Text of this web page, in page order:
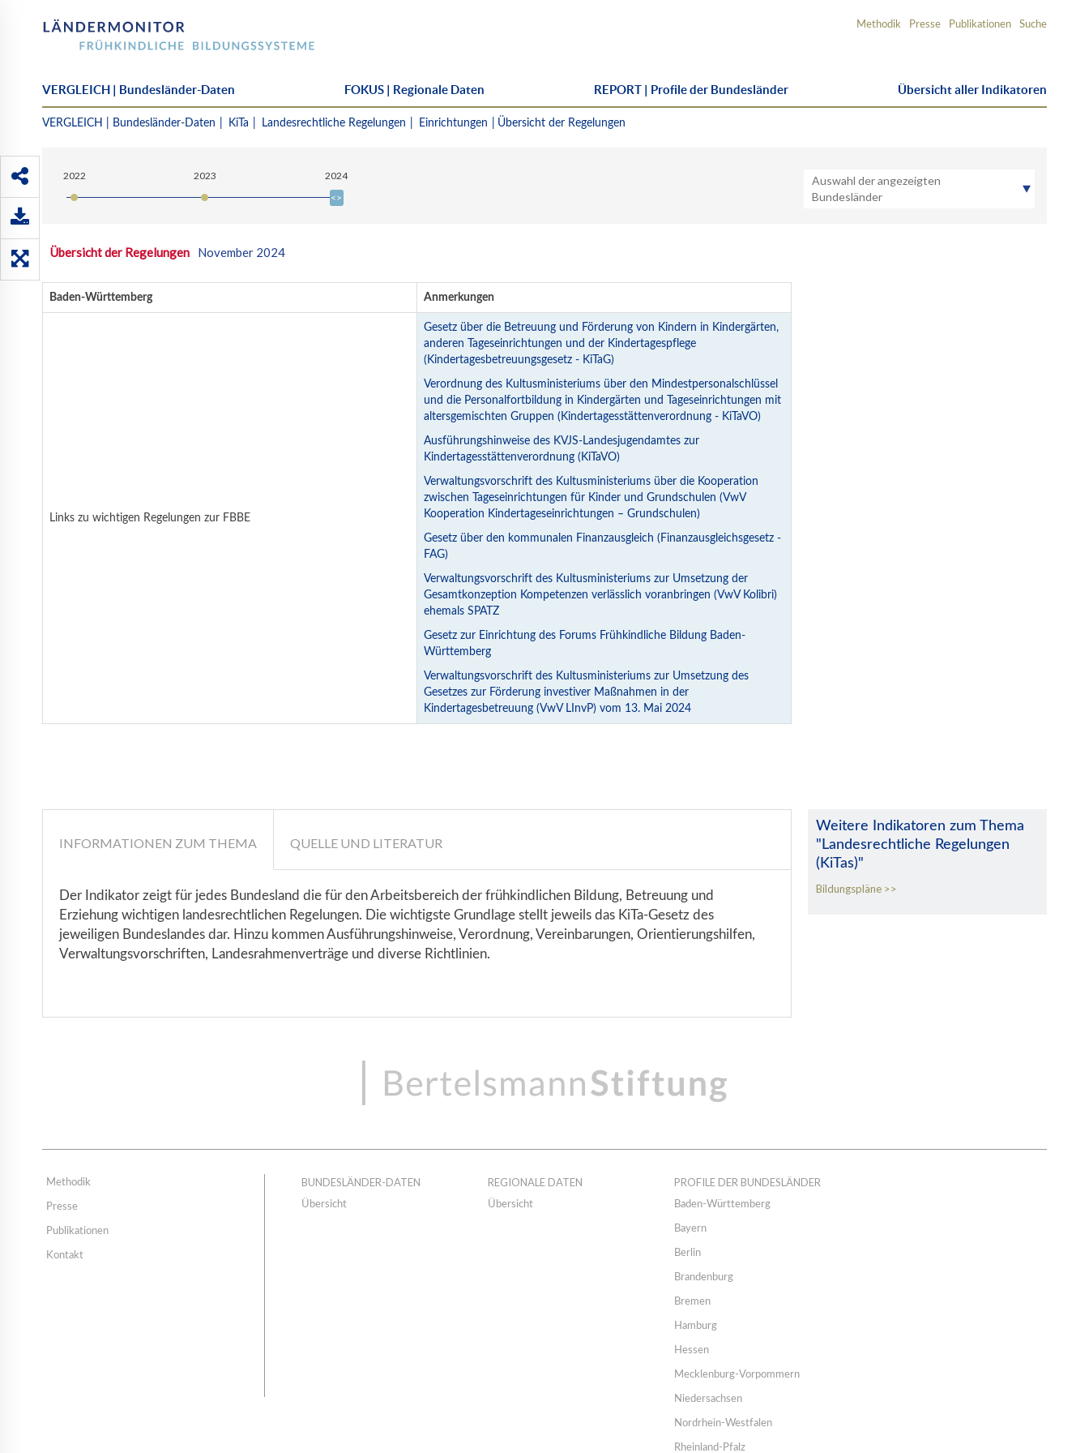
VERGLEICH | Bundesländer-Daten FOKUS | Regionale Daten REPORT | Profile der Bundesländer Übersicht aller Indikatoren
Service-
Methodik Presse Publikationen Suche
Übersicht
der
VERGLEICH | Bundesländer-Daten KiTa Landesrechtliche Regelungen Einrichtungen Übersicht der Regelungen
2022 2023 2024
Auswahl der angezeigten
Bundesländer
Übersicht der Regelungen November 2024
Baden-Württemberg Anmerkungen
Links zu wichtigen Regelungen zur FBBE
Gesetz über die Betreuung und Förderung von Kindern in Kindergärten,
anderen Tageseinrichtungen und der Kindertagespflege
(Kindertagesbetreuungsgesetz - KiTaG)
Verordnung des Kultusministeriums über den Mindestpersonalschlüssel
und die Personalfortbildung in Kindergärten und Tageseinrichtungen mit
altersgemischten Gruppen (Kindertagesstättenverordnung - KiTaVO)
Ausführungshinweise des KVJS-Landesjugendamtes zur
Kindertagesstättenverordnung (KiTaVO)
Verwaltungsvorschrift des Kultusministeriums über die Kooperation
zwischen Tageseinrichtungen für Kinder und Grundschulen (VwV
Kooperation Kindertageseinrichtungen – Grundschulen)
Gesetz über den kommunalen Finanzausgleich (Finanzausgleichsgesetz -
FAG)
Verwaltungsvorschrift des Kultusministeriums zur Umsetzung der
Gesamtkonzeption Kompetenzen verlässlich voranbringen (VwV Kolibri)
ehemals SPATZ
Gesetz zur Einrichtung des Forums Frühkindliche Bildung Baden-
Württemberg
Verwaltungsvorschrift des Kultusministeriums zur Umsetzung des
Gesetzes zur Förderung investiver Maßnahmen in der
Kindertagesbetreuung (VwV LInvP) vom 13. Mai 2024
INFORMATIONEN ZUM THEMA QUELLE UND LITERATUR
Der Indikator zeigt für jedes Bundesland die für den Arbeitsbereich der frühkindlichen Bildung, Betreuung und
Erziehung wichtigen landesrechtlichen Regelungen. Die wichtigste Grundlage stellt jeweils das KiTa-Gesetz des
jeweiligen Bundeslandes dar. Hinzu kommen Ausführungshinweise, Verordnung, Vereinbarungen, Orientierungshilfen,
Verwaltungsvorschriften, Landesrahmenverträge und diverse Richtlinien.
Weitere Indikatoren zum Thema
"Landesrechtliche Regelungen
(KiTas)"
Bildungspläne
Methodik
Presse
Publikationen
Kontakt
BUNDESLÄNDER-DATEN
Übersicht
REGIONALE DATEN
Übersicht
PROFILE DER BUNDESLÄNDER
Baden-Württemberg
Bayern
Berlin
Brandenburg
Bremen
Hamburg
Hessen
Mecklenburg-Vorpommern
Niedersachsen
Nordrhein-Westfalen
Rheinland-Pfalz